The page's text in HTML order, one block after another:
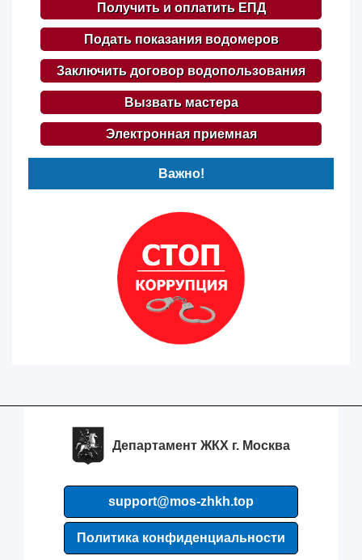
Получить и оплатить ЕПД
Подать показания водомеров
Заключить договор водопользования
Вызвать мастера
Электронная приемная
Важно!
Департамент ЖКХ г. Москва
support@mos-zhkh.top
Политика конфиденциальности